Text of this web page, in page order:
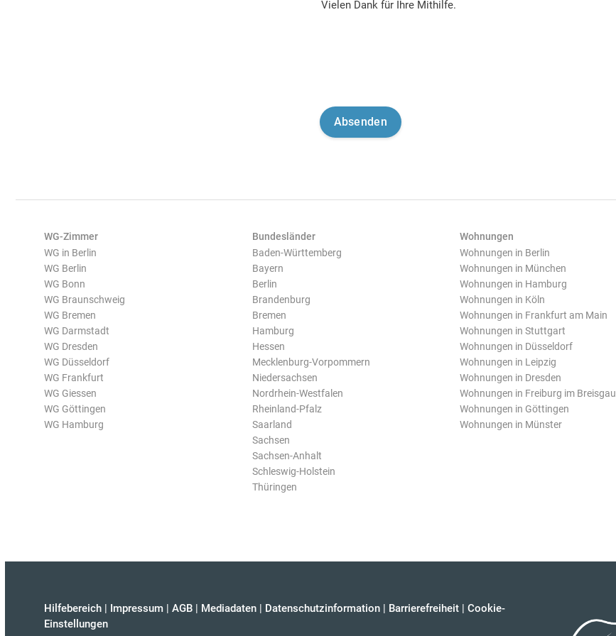
Vielen Dank für Ihre Mithilfe.
WG-Zimmer
WG in Berlin
WG Berlin
WG Bonn
WG Braunschweig
WG Bremen
WG Darmstadt
WG Dresden
WG Düsseldorf
WG Frankfurt
WG Giessen
WG Göttingen
WG Hamburg
Bundesländer
Baden-Württemberg
Bayern
Berlin
Brandenburg
Bremen
Hamburg
Hessen
Mecklenburg-Vorpommern
Niedersachsen
Nordrhein-Westfalen
Rheinland-Pfalz
Saarland
Sachsen
Sachsen-Anhalt
Schleswig-Holstein
Thüringen
Wohnungen
Wohnungen in Berlin
Wohnungen in München
Wohnungen in Hamburg
Wohnungen in Köln
Wohnungen in Frankfurt am Main
Wohnungen in Stuttgart
Wohnungen in Düsseldorf
Wohnungen in Leipzig
Wohnungen in Dresden
Wohnungen in Freiburg im Breisgau
Wohnungen in Göttingen
Wohnungen in Münster
Hilfebereich | Impressum | AGB | Mediadaten | Datenschutzinformation | Barrierefreiheit | Cookie-
Einstellungen